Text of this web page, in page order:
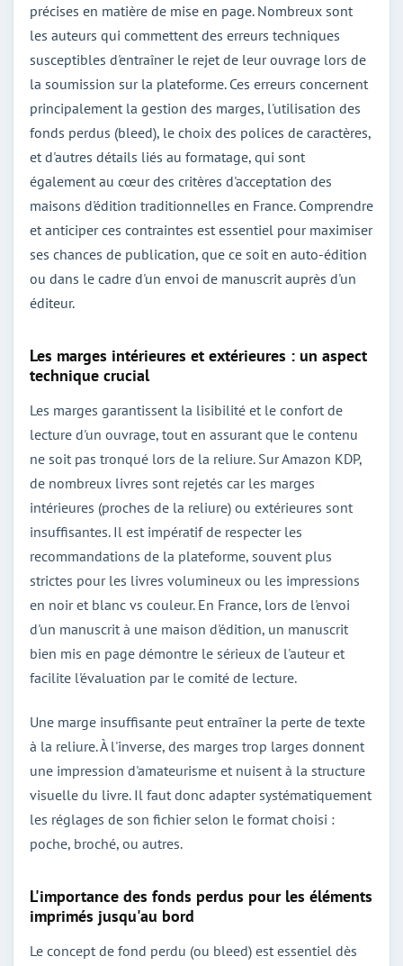
précises en matière de mise en page. Nombreux sont
les auteurs qui commettent des erreurs techniques
susceptibles d'entraîner le rejet de leur ouvrage lors de
la soumission sur la plateforme. Ces erreurs concernent
principalement la gestion des marges, l'utilisation des
fonds perdus (bleed), le choix des polices de caractères,
et d'autres détails liés au formatage, qui sont
également au cœur des critères d'acceptation des
maisons d'édition traditionnelles en France. Comprendre
et anticiper ces contraintes est essentiel pour maximiser
ses chances de publication, que ce soit en auto-édition
ou dans le cadre d'un envoi de manuscrit auprès d'un
éditeur.
Les marges intérieures et extérieures : un aspect
technique crucial
Les marges garantissent la lisibilité et le confort de
lecture d'un ouvrage, tout en assurant que le contenu
ne soit pas tronqué lors de la reliure. Sur Amazon KDP,
de nombreux livres sont rejetés car les marges
intérieures (proches de la reliure) ou extérieures sont
insuffisantes. Il est impératif de respecter les
recommandations de la plateforme, souvent plus
strictes pour les livres volumineux ou les impressions
en noir et blanc vs couleur. En France, lors de l'envoi
d'un manuscrit à une maison d'édition, un manuscrit
bien mis en page démontre le sérieux de l'auteur et
facilite l'évaluation par le comité de lecture.
Une marge insuffisante peut entraîner la perte de texte
à la reliure. À l'inverse, des marges trop larges donnent
une impression d'amateurisme et nuisent à la structure
visuelle du livre. Il faut donc adapter systématiquement
les réglages de son fichier selon le format choisi :
poche, broché, ou autres.
L'importance des fonds perdus pour les éléments
imprimés jusqu'au bord
Le concept de fond perdu (ou bleed) est essentiel dès